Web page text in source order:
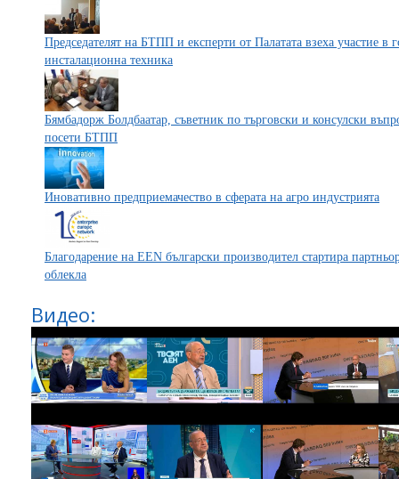
Председателят на БТПП и експерти от Палатата взеха участие в
инсталационна техника
Бямбадорж Болдбаатар, съветник по търговски и консулски
посети БТПП
Иновативно предприемачество в сферата на агро индустрията
Благодарение на EEN български производител стартира
облекла
Видео: